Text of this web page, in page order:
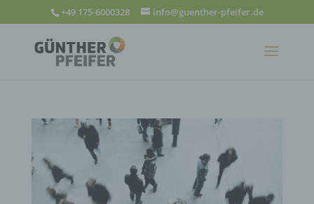
+49 175-6000328 info@guenther-pfeifer.de